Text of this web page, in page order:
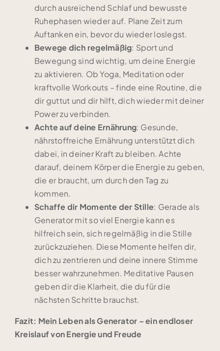
durch ausreichend Schlaf und bewusste
Ruhephasen wieder auf. Plane Zeit zum
Auftanken ein, bevor du wieder loslegst.
Bewege dich regelmäßig: Sport und
Bewegung sind wichtig, um deine Energie
zu aktivieren. Ob Yoga, Meditation oder
kraftvolle Workouts – finde eine Routine, die
dir guttut und dir hilft, dich wieder mit deiner
Power zu verbinden.
Achte auf deine Ernährung: Gesunde,
nährstoffreiche Ernährung unterstützt dich
dabei, in deiner Kraft zu bleiben. Achte
darauf, deinem Körper die Energie zu geben,
die er braucht, um durch den Tag zu
kommen.
Schaffe dir Momente der Stille: Gerade als
Generator mit so viel Energie kann es
hilfreich sein, sich regelmäßig in die Stille
zurückzuziehen. Diese Momente helfen dir,
dich zu zentrieren und deine innere Stimme
besser wahrzunehmen. Meditative Pausen
geben dir die Klarheit, die du für die
nächsten Schritte brauchst.
Fazit: Mein Leben als Generator – ein endloser
Kreislauf von Energie und Freude